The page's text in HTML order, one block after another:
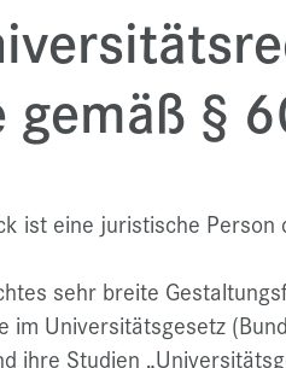
§
ist eine juristische Person
sehr breite
im Universitätsgesetz
ihre Studien